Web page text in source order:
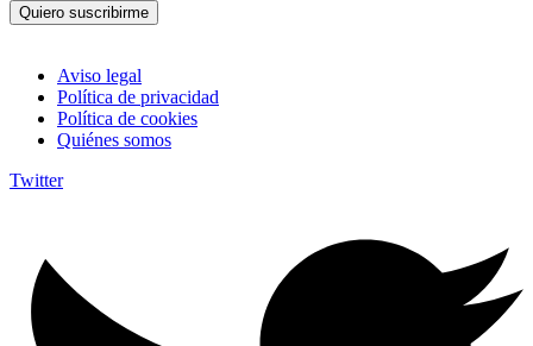
Quiero suscribirme
Aviso legal
Política de privacidad
Política de cookies
Quiénes somos
Twitter